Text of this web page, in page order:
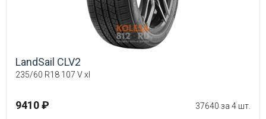
LandSail CLV2
235/60 R18 107 V xl
9410 ₽ 37640 за 4 шт.